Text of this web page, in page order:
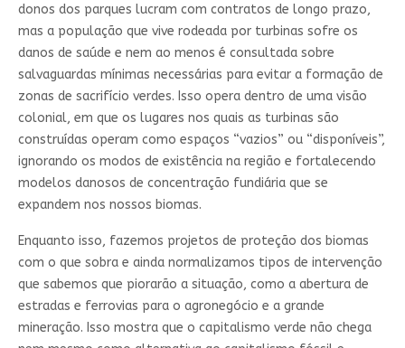
donos dos parques lucram com contratos de longo prazo,
mas a população que vive rodeada por turbinas sofre os
danos de saúde e nem ao menos é consultada sobre
salvaguardas mínimas necessárias para evitar a formação de
zonas de sacrifício verdes. Isso opera dentro de uma visão
colonial, em que os lugares nos quais as turbinas são
construídas operam como espaços “vazios” ou “disponíveis”,
ignorando os modos de existência na região e fortalecendo
modelos danosos de concentração fundiária que se
expandem nos nossos biomas.
Enquanto isso, fazemos projetos de proteção dos biomas
com o que sobra e ainda normalizamos tipos de intervenção
que sabemos que piorarão a situação, como a abertura de
estradas e ferrovias para o agronegócio e a grande
mineração. Isso mostra que o capitalismo verde não chega